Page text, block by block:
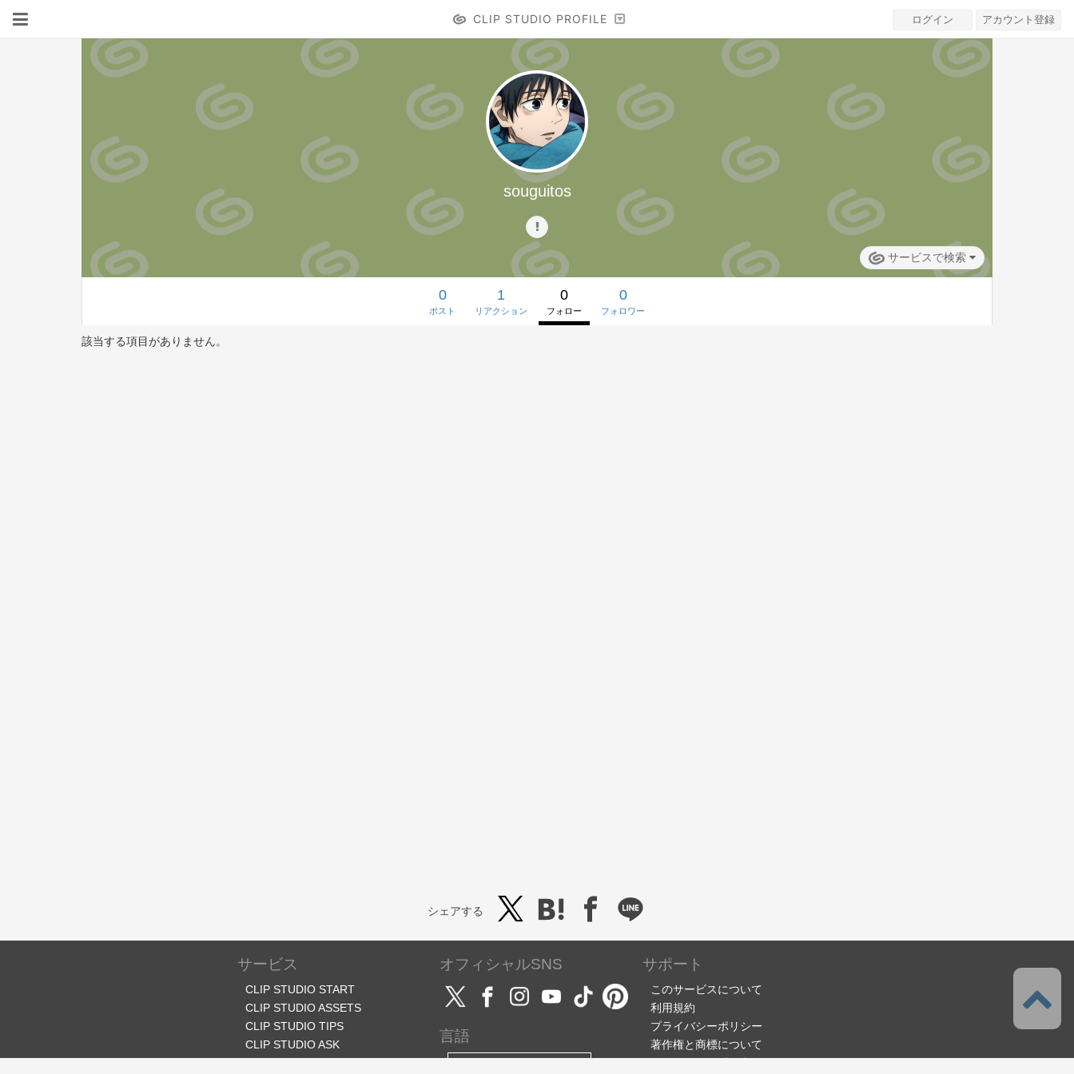
CLIP STUDIO PROFILE ログイン アカウント登録
souguitos
サービスで検索
0
ポスト
1
リアクション
0
フォロー
0
フォロワー
該当する項目がありません。
シェアする
サービス
CLIP STUDIO START
CLIP STUDIO ASSETS
CLIP STUDIO TIPS
CLIP STUDIO ASK
オフィシャルSNS
言語
サポート
このサービスについて
利用規約
プライバシーポリシー
著作権と商標について